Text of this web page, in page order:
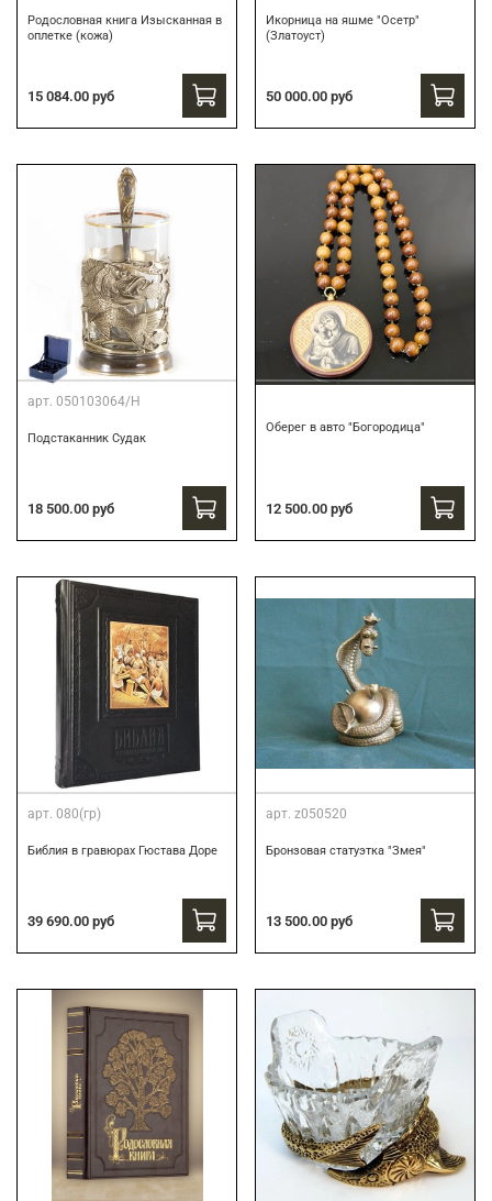
Родословная книга Изысканная в
оплетке (кожа)
15 084.00 руб
Икорница на яшме "Осетр"
(Златоуст)
50 000.00 руб
арт. 050103064/Н
Подстаканник Судак
18 500.00 руб
Оберег в авто "Богородица"
12 500.00 руб
арт. 080(гр)
Библия в гравюрах Гюстава Доре
39 690.00 руб
арт. z050520
Бронзовая статуэтка "Змея"
13 500.00 руб